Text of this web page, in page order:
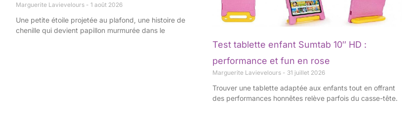
Marguerite Lavievelours 1 août 2026
Une petite étoile projetée au plafond, une histoire de
chenille qui devient papillon murmurée dans le
Test tablette enfant Sumtab 10″ HD :
performance et fun en rose
Marguerite Lavievelours 31 juillet 2026
Trouver une tablette adaptée aux enfants tout en offrant
des performances honnêtes relève parfois du casse-tête.